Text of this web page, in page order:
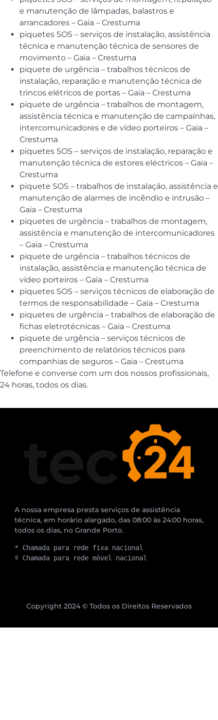
e manutenção de lâmpadas, balastros e
arrancadores – Gaia – Crestuma
piquetes SOS – serviços de instalação, assistência
técnica e manutenção técnica de sensores de
movimento – Gaia – Crestuma
piquete de urgência – trabalhos técnicos de
instalação, reparação e manutenção técnica de
trincos elétricos de portas – Gaia – Crestuma
piquete de urgência – trabalhos de montagem,
assistência técnica e manutenção de campaínhas,
intercomunicadores e de vídeo porteiros – Gaia –
Crestuma
piquetes SOS – serviços de instalação, reparação e
manutenção técnica de estores eléctricos – Gaia –
Crestuma
piquete SOS – trabalhos de instalação, assistência e
manutenção de alarmes de incêndio e intrusão –
Gaia – Crestuma
piquetes de urgência – trabalhos de montagem,
assistência e manutenção de intercomunicadores
– Gaia – Crestuma
piquete de urgência – trabalhos técnicos de
instalação, assistência e manutenção técnica de
vídeo porteiros – Gaia – Crestuma
piquetes SOS – serviços técnicos de elaboração de
termos de responsabilidade – Gaia – Crestuma
piquetes de urgência – trabalhos de elaboração de
fichas eletrotécnicas – Gaia – Crestuma
piquete de urgência – serviços técnicos de
preenchimento de relatórios técnicos para
companhias de seguros – Gaia – Crestuma
Telefone e converse com um dos nossos profissionais,
24 horas, todos os dias.
A nossa empresa presta serviços de assistência
técnica, em horário alargado, das 08:00 às 24:00 horas,
todos os dias, no Grande Porto.
* Chamada para rede fixa nacional
º Chamada para rede móvel nacional
Copyright 2024 © Todos os Direitos Reservados